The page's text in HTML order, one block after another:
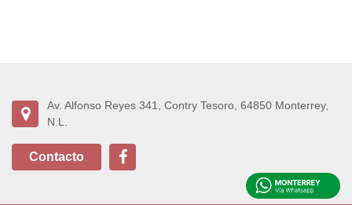
Av. Alfonso Reyes 341, Contry Tesoro, 64850 Monterrey,
N.L.
Contacto